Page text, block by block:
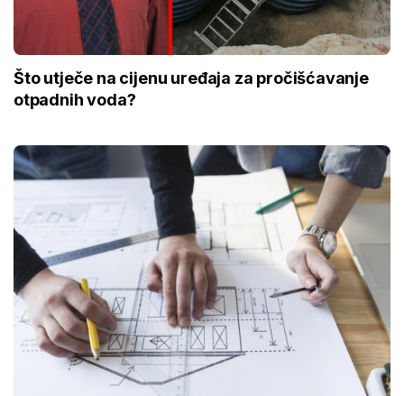
Što utječe na cijenu uređaja za pročišćavanje
otpadnih voda?